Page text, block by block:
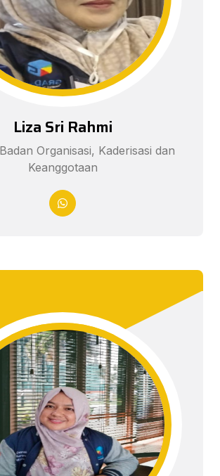
Liza Sri Rahmi
Organisasi, Kaderisasi dan
Keanggotaan